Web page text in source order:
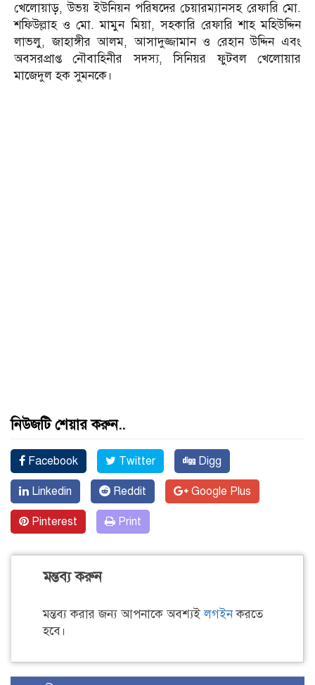
খেলোয়াড়, উভয় ইউনিয়ন পরিষদের চেয়ারম্যানসহ রেফারি মো.
শফিউল্লাহ ও মো. মামুন মিয়া, সহকারি রেফারি শাহ মহিউদ্দিন
লাভলু, জাহাঙ্গীর আলম, আসাদুজ্জামান ও রেহান উদ্দিন এবং
অবসরপ্রাপ্ত নৌবাহিনীর সদস্য, সিনিয়র ফুটবল খেলোয়ার
মাজেদুল হক সুমনকে।
নিউজটি শেয়ার করুন..
Facebook Twitter Digg
Linkedin Reddit Google Plus
Pinterest Print
মন্তব্য করুন
মন্তব্য করার জন্য আপনাকে অবশ্যইলগইনকরতে
হবে।